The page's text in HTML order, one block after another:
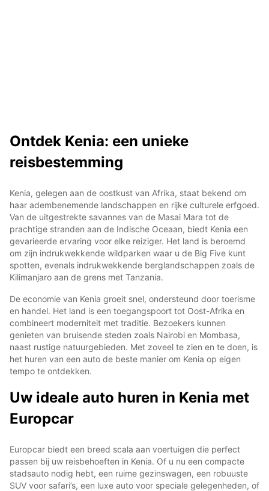
Ontdek Kenia: een unieke
reisbestemming
Kenia, gelegen aan de oostkust van Afrika, staat bekend om
haar adembenemende landschappen en rijke culturele erfgoed.
Van de uitgestrekte savannes van de Masai Mara tot de
prachtige stranden aan de Indische Oceaan, biedt Kenia een
gevarieerde ervaring voor elke reiziger. Het land is beroemd
om zijn indrukwekkende wildparken waar u de Big Five kunt
spotten, evenals indrukwekkende berglandschappen zoals de
Kilimanjaro aan de grens met Tanzania.
De economie van Kenia groeit snel, ondersteund door toerisme
en handel. Het land is een toegangspoort tot Oost-Afrika en
combineert moderniteit met traditie. Bezoekers kunnen
genieten van bruisende steden zoals Nairobi en Mombasa,
naast rustige natuurgebieden. Met zoveel te zien en te doen, is
het huren van een auto de beste manier om Kenia op eigen
tempo te ontdekken.
Uw ideale auto huren in Kenia met
Europcar
Europcar biedt een breed scala aan voertuigen die perfect
passen bij uw reisbehoeften in Kenia. Of u nu een compacte
stadsauto nodig hebt, een ruime gezinswagen, een robuuste
SUV voor safari’s, een luxe auto voor speciale gelegenheden, of